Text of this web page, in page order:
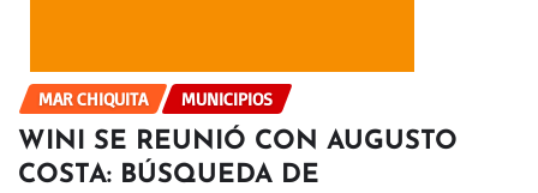
MAR CHIQUITA MUNICIPIOS
WINI SE REUNIÓ CON AUGUSTO
COSTA: BÚSQUEDA DE